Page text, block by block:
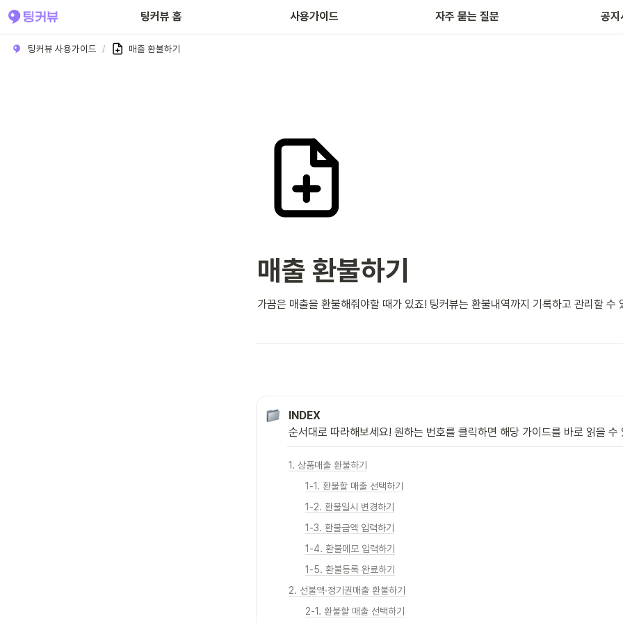
팅커뷰 홈 사용가이드 자주 묻는 질문 공지
팅커뷰 사용가이드 / 매출 환불하기
매출 환불하기
가끔은 매출을 환불해줘야할 때가 있죠! 팅커뷰는 환불내역까지 기록하고 관리할 수
INDEX
순서대로 따라해보세요! 원하는 번호를 클릭하면 해당 가이드를 바로 읽을 수
1. 상품매출 환불하기
1-1. 환불할 매출 선택하기
1-2. 환불일시 변경하기
1-3. 환불금액 입력하기
1-4. 환불메모 입력하기
1-5. 환불등록 완료하기
2. 선불액∙정기권매출 환불하기
2-1. 환불할 매출 선택하기